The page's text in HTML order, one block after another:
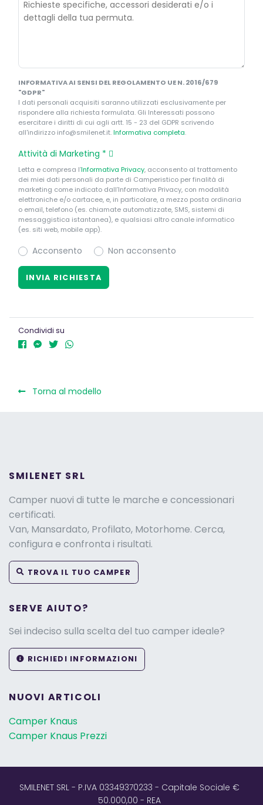
INFORMATIVA AI SENSI DEL REGOLAMENTO UE N. 2016/679
"GDPR"
I dati personali acquisiti saranno utilizzati esclusivamente per
rispondere alla richiesta formulata. Gli Interessati possono
esercitare i diritti di cui agli artt. 15 - 23 del GDPR scrivendo
all'indirizzo info@smilenet.it.Informativa completa.
Attività di Marketing *
Letta e compresa l’Informativa Privacy, acconsento al trattamento
dei miei dati personali da parte di Camperistico per finalità di
marketing come indicato dall’Informativa Privacy, con modalità
elettroniche e/o cartacee, e, in particolare, a mezzo posta ordinaria
o email, telefono (es. chiamate automatizzate, SMS, sistemi di
messaggistica istantanea), e qualsiasi altro canale informatico
(es. siti web, mobile app).
Acconsento Non acconsento
Condividi su
Torna al modello
SMILENET SRL
Camper nuovi di tutte le marche e concessionari
certificati.
Van, Mansardato, Profilato, Motorhome. Cerca,
configura e confronta i risultati.
TROVA IL TUO CAMPER
SERVE AIUTO?
Sei indeciso sulla scelta del tuo camper ideale?
RICHIEDI INFORMAZIONI
NUOVI ARTICOLI
Camper Knaus
Camper Knaus Prezzi
SMILENET SRL - P.IVA 03349370233 - Capitale Sociale €
50.000,00 - REA